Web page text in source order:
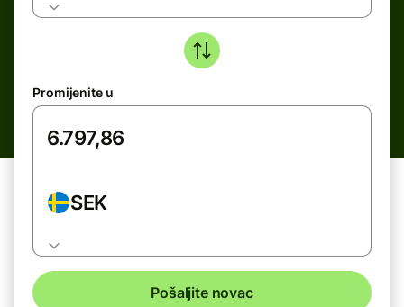
Promijenite u
SEK
Pošaljite novac